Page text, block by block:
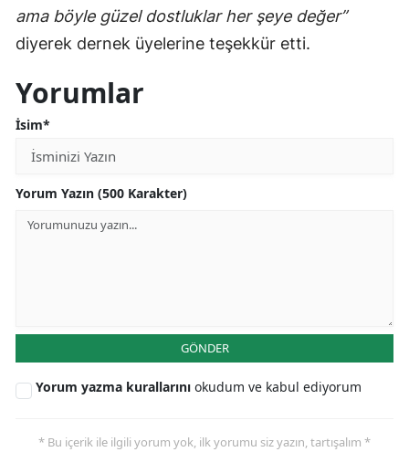
ama böyle güzel dostluklar her şeye değer”
diyerek dernek üyelerine teşekkür etti.
Yorumlar
İsim*
Yorum Yazın (500 Karakter)
GÖNDER
Yorum yazma kurallarını okudum ve kabul ediyorum
* Bu içerik ile ilgili yorum yok, ilk yorumu siz yazın, tartışalım *